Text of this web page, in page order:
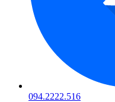
094.2222.516